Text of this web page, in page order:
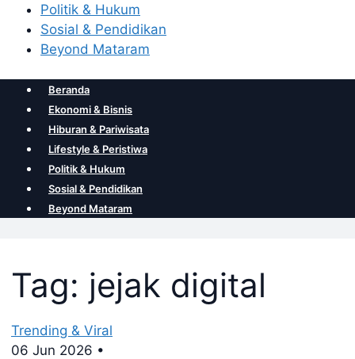
Politik & Hukum
Sosial & Pendidikan
Beyond Mataram
Beranda
Ekonomi & Bisnis
Hiburan & Pariwisata
Lifestyle & Peristiwa
Politik & Hukum
Sosial & Pendidikan
Beyond Mataram
Tag: jejak digital
Trending & Viral
06 Jun 2026 •